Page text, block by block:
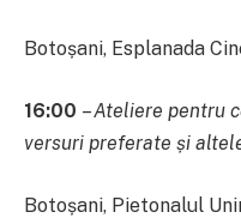
Botoșani, Esplanada
16:00 –Ateliere pentru
versuri preferate și
Botoșani, Pietonalul